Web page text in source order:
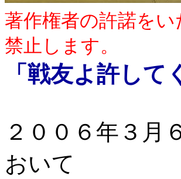
著作権者の許諾を
禁止します。
「戦友よ許して
２００６年３月
おいて